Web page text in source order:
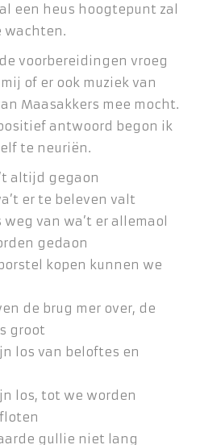
een heus hoogtepunt zal
wachten.
voorbereidingen vroeg
of er ook muziek van
Maasakkers mee mocht.
antwoord begon ik
te neuriën.
altijd gegaon
er te beleven valt
weg van wa’t er allemaol
gedaon
kopen kunnen we
de brug mer over, de
groot
los van beloftes en
los, tot we worden
gullie niet lang